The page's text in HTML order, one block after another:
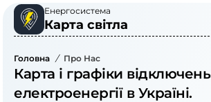
Енергосистема
Карта світла
Головна / Про Нас
Карта і графіки відключень
електроенергії в Україні.